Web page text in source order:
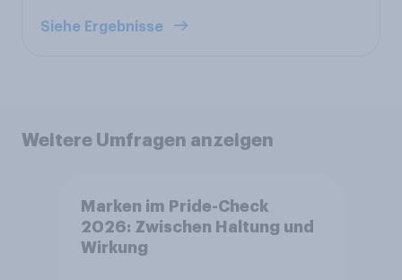
Siehe Ergebnisse
Weitere Umfragen anzeigen
Marken im Pride-Check
2026: Zwischen Haltung und
Wirkung